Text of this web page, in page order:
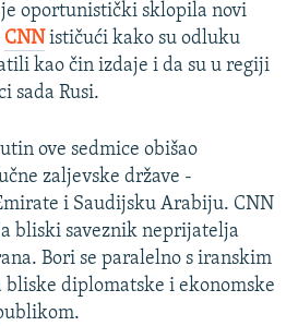
oportunistički sklopila novi
CNN ističući kako su odluku
kao čin izdaje i da su u regiji
sada Rusi.
ove sedmice obišao
zaljevske države -
i Saudijsku Arabiju. CNN
bliski saveznik neprijatelja
Bori se paralelno s iranskim
diplomatske i ekonomske